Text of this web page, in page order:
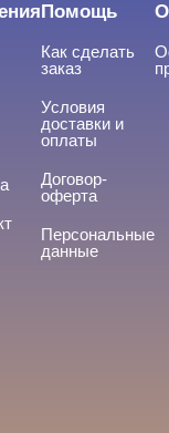
Помощь
Как сделать
заказ
Условия
доставки и
оплаты
Договор-
оферта
Персональные
данные